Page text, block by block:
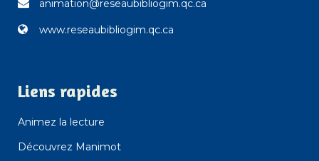
animation@reseaubibliogim.qc.ca
www.reseaubibliogim.qc.ca
Liens rapides
Animez la lecture
Découvrez Manimot